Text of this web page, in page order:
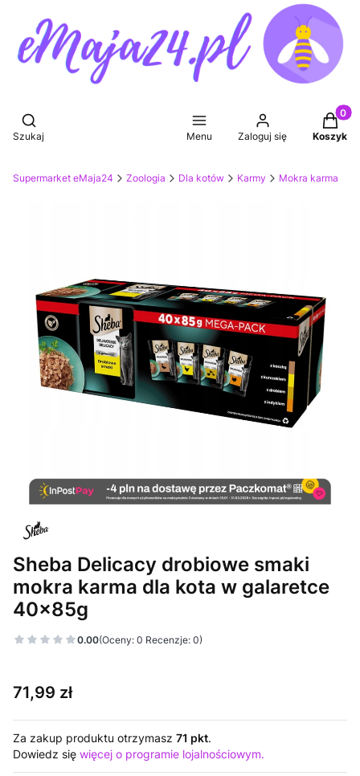
Otwórz wyszukiwarkę
Szukaj Menu Zaloguj się Koszyk
Supermarket eMaja24 Zoologia Dla kotów Karmy Mokra karma
Sheba Delicacy drobiowe smaki
mokra karma dla kota w galaretce
40x85g
0.00(Oceny: 0 Recenzje: 0)
Cena
71,99 zł
Za zakup produktu otrzymasz 71 pkt.
Dowiedz się więcej o programie lojalnościowym.